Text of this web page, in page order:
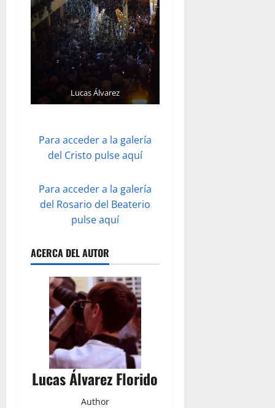
Lucas Álvarez
Para acceder a la galería
del Cristo pulse aquí
Para acceder a la galería
del Rosario del Beaterio
pulse aquí
ACERCA DEL AUTOR
Lucas Álvarez Florido
Author